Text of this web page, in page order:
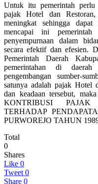
Untuk itu pemerintah perlu
pajak Hotel dan Restoran,
meningkat sehingga dapat
mencapai ini
penyempurnaan dalam
secara efektif dan efesien.
Pemerintah Daerah
pemerintahan di
pengembangan sumber-
satunya adalah pajak Hotel
dan keadaan tersebut,
KONTRIBUSI
TERHADAP
PURWOREJO TAHUN
Total
0
Shares
Like 0
Tweet 0
Share 0